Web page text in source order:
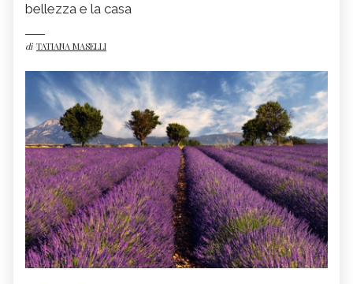
bellezza e la casa
di TATIANA MASELLI